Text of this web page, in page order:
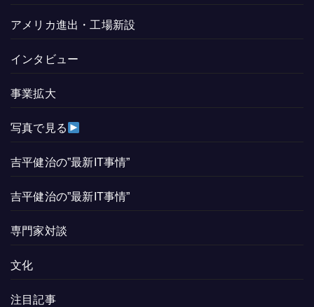
アメリカ進出・工場新設
インタビュー
事業拡大
写真で見る
吉平健治の”最新IT事情”
吉平健治の”最新IT事情”
専門家対談
文化
注目記事